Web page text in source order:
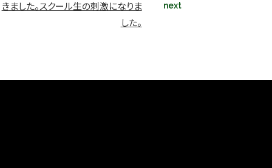
きました。スクール生の刺激になりま
した。
next